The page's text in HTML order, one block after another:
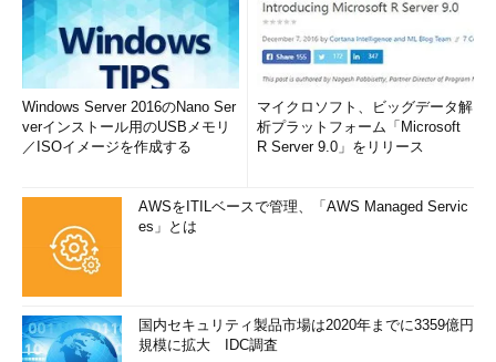
Windowsに存在する実行不能な「アップグレード」オプシ
ョンの謎
変なアイコン、変な名前だからって、マルウェアだと決め
Windows 10の「パスワード期限切れポリシー」は廃止なん
かされていない！
Server 2019への移行
知らなかったでは遅い？ Hyper-V Serverは「インプレー
スアップグレード不可」という事実
Windows Server標準のメール通知の機能不足は「Send-
MailMessage」コマンドレットで解決！
意外と誤解している人が多い「曜日」の話
Windows Server 2016のNano Ser
verインストール用のUSBメモリ
／ISOイメージを作成する
マイクロソフト、ビッグデータ解
析プラットフォーム「Microsoft
R Server 9.0」をリリース
AWSをITILベースで管理、「AWS Managed Servic
es」とは
国内セキュリティ製品市場は2020年までに3359億円
規模に拡大 IDC調査